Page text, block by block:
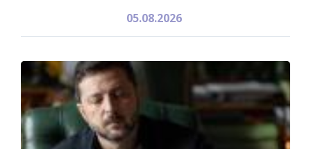
05.08.2026